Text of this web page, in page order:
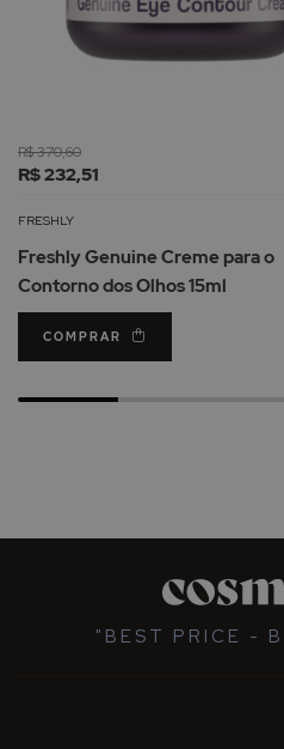
R$ 232,51
R$ 370,60
FRESHLY
Freshly Genuine Creme para o
Contorno dos Olhos 15ml
COMPRAR
"BEST PRICE -